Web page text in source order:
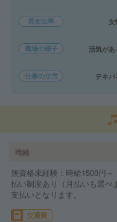
男女比率 女
職場の様子 活気があ
仕事の仕方 テキパ
時給
無資格未経験：時給1500円
払い制度あり（月払いも選べ
支払いとなります。
交通費